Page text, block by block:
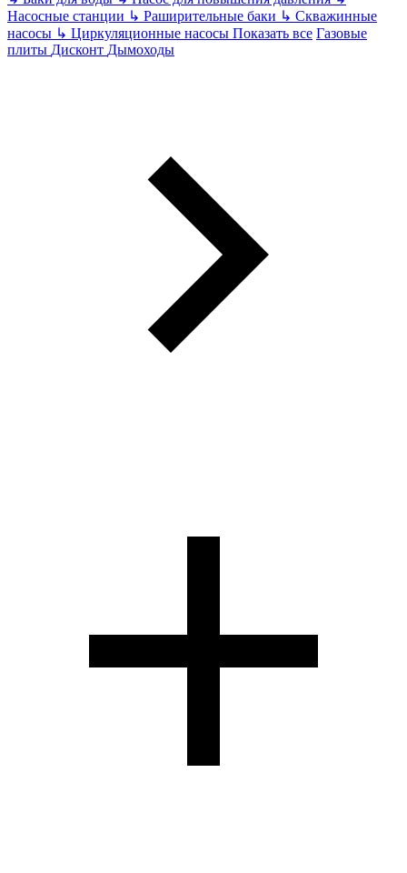
Насосные станции ↳ Раширительные баки ↳ Скважинные
насосы ↳ Циркуляционные насосы Показать все Газовые
плиты Дисконт Дымоходы